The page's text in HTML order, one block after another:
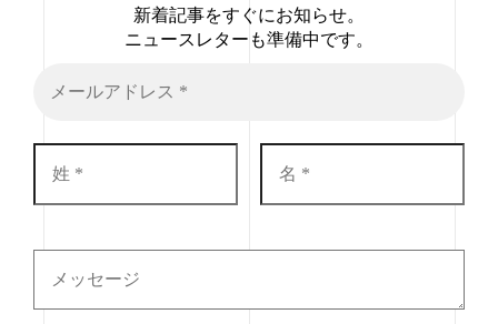
新着記事をすぐにお知らせ。
ニュースレターも準備中です。